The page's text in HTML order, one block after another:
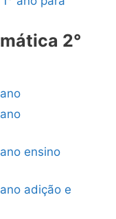
2°
ensino
adição e